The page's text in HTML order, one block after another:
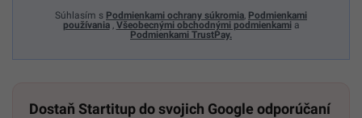
Súhlasím s Podmienkami ochrany súkromia, Podmienkami
používania, Všeobecnými obchodnými podmienkami a
Podmienkami TrustPay.
Dostaň Startitup do svojich Google odporúčaní